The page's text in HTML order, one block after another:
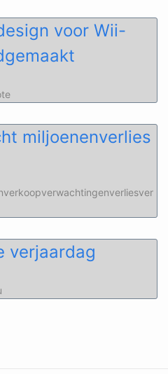
voor Wii-
miljoenenverlies
verjaardag